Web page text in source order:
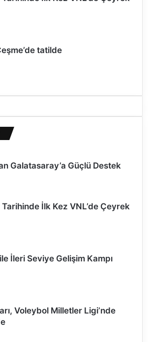
tatilde
Galatasaray’a Güçlü Destek
İlk Kez VNL’de Çeyrek
İleri Seviye Gelişim Kampı
Voleybol Milletler Ligi’nde